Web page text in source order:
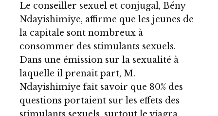
Le conseiller sexuel et conjugal, Bény
Ndayishimiye, affirme que les jeunes de
la capitale sont nombreux à
consommer des stimulants sexuels.
Dans une émission sur la sexualité à
laquelle il prenait part, M.
Ndayishimiye fait savoir que 80% des
questions portaient sur les effets des